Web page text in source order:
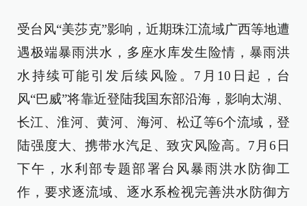
受台风“美莎克”影响，近期珠江流域广西等地遭
遇极端暴雨洪水，多座水库发生险情，暴雨洪
水持续可能引发后续风险。7月10日起，台
风“巴威”将靠近登陆我国东部沿海，影响太湖、
长江、淮河、黄河、海河、松辽等6个流域，登
陆强度大、携带水汽足、致灾风险高。7月6日
下午，水利部专题部署台风暴雨洪水防御工
作，要求逐流域、逐水系检视完善洪水防御方